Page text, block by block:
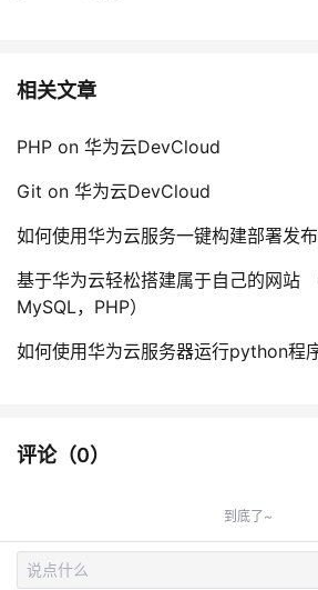
相关文章
PHP on 华为云DevCloud
Git on 华为云DevCloud
如何使用华为云服务一键构建部署发
基于华为云轻松搭建属于自己的网站
MySQL，PHP）
如何使用华为云服务器运行python程
评论（0）
到底了~